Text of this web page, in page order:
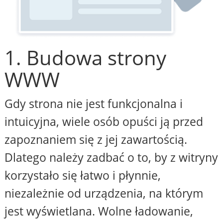
1. Budowa strony
WWW
Gdy strona nie jest funkcjonalna i
intuicyjna, wiele osób opuści ją przed
zapoznaniem się z jej zawartością.
Dlatego należy zadbać o to, by z witryny
korzystało się łatwo i płynnie,
niezależnie od urządzenia, na którym
jest wyświetlana. Wolne ładowanie,